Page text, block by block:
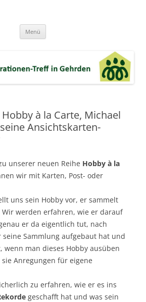
Menü
Hobby à la Carte, Michael
Ansichtskarten-
unserer neuen Reihe Hobby à la
wir mit Karten, Post- oder
uns sein Hobby vor, er sammelt
Wir werden erfahren, wie er darauf
er da eigentlich tut, nach
Sammlung aufgebaut hat und
wenn man dieses Hobby ausüben
Anregungen für eigene
zu erfahren, wie er es ins
geschafft hat und was sein